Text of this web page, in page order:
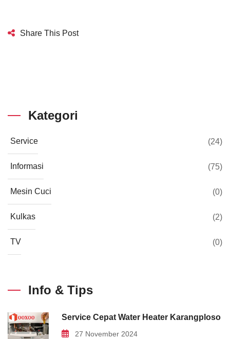
Share This Post
Kategori
Service (24)
Informasi (75)
Mesin Cuci (0)
Kulkas (2)
TV (0)
Info & Tips
Service Cepat Water Heater Karangploso
27 November 2024